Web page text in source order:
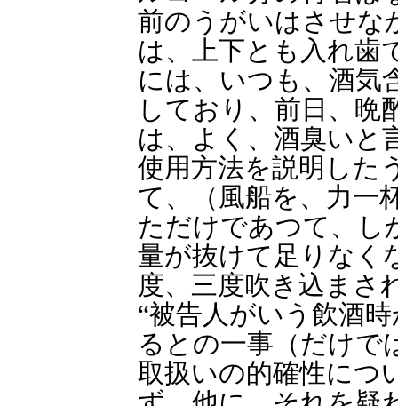
前のうがいはさせな
は、上下とも入れ歯
には、いつも、酒気
しており、前日、晩
は、よく、酒臭いと
使用方法を説明した
て、（風船を、力一
ただけであつて、し
量が抜けて足りなく
度、三度吹き込まさ
“被告人がいう飲酒
るとの一事（だけで
取扱いの的確性につ